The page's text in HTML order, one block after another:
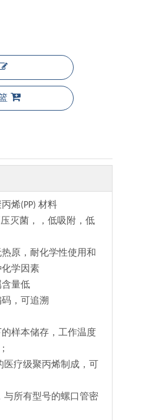
烯(PP) 材料
压灭菌，，低吸附，低
热原，耐化学性使用和
学因素
含量低
，可追溯
样本储存，工作温度
医疗级聚丙烯制成，可
与所有型号的螺口管密